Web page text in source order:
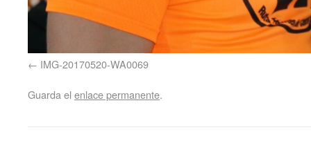
IMG-20170520-WA0069
Guarda el enlace permanente.